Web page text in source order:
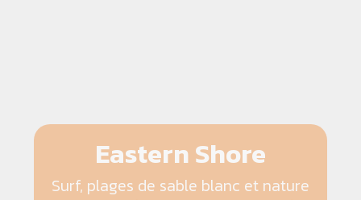
Eastern Shore
Surf, plages de sable blanc et nature